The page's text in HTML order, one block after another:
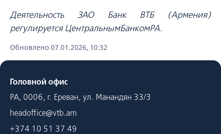
Деятельность ЗАО Банк ВТБ (Армения)
регулируется ЦентральнымБанкомРА.
Обновлено 07.01.2026, 10:32
Головной офис
РА, 0006, г. Ереван, ул. Манандян 33/3
headoffice@vtb.am
+374 10 51 37 49